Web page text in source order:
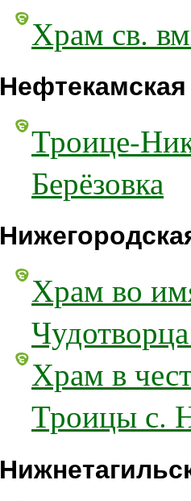
Храм св.
Троице-
Берёзовка
Храм во
Храм в
Троицы с.